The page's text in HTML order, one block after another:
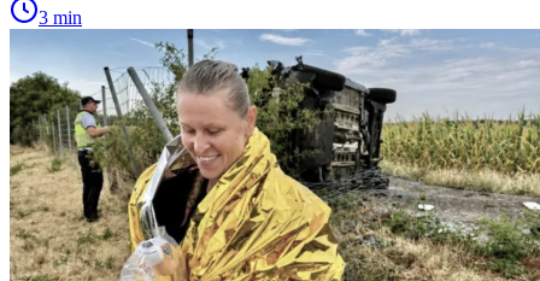
3 min